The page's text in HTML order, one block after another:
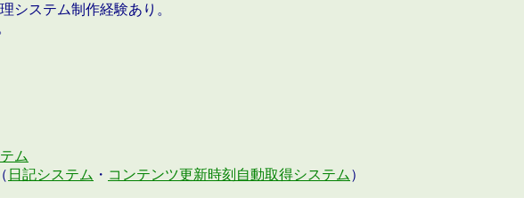
システム制作経験あり。
ム
日記システム ・ コンテンツ更新時刻自動取得システム ）